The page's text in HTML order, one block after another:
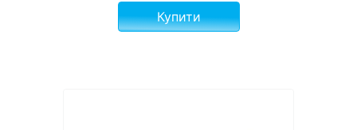
Купити